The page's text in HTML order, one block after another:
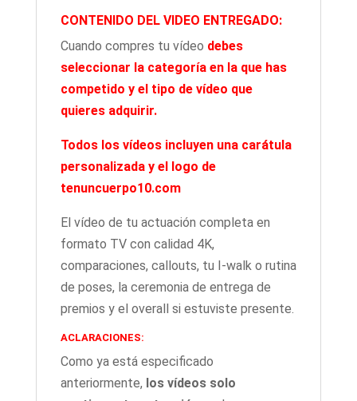
CONTENIDO DEL VIDEO ENTREGADO:
Cuando compres tu vídeo debes
seleccionar la categoría en la que has
competido y el tipo de vídeo que
quieres adquirir.
Todos los vídeos incluyen una carátula
personalizada y el logo de
tenuncuerpo10.com
El vídeo de tu actuación completa en
formato TV con calidad 4K,
comparaciones, callouts, tu I-walk o rutina
de poses, la ceremonia de entrega de
premios y el overall si estuviste presente.
ACLARACIONES:
Como ya está especificado
anteriormente, los vídeos solo